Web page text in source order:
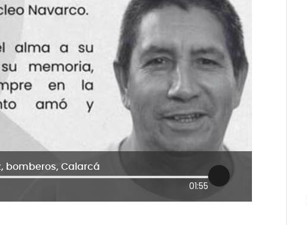
bomberos, Calarcá
01:55